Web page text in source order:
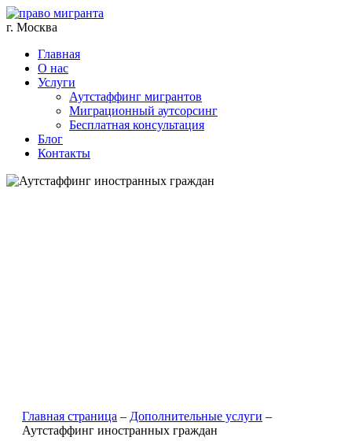
г. Москва
Главная
О нас
Услуги
Аутстаффинг мигрантов
Миграционный аутсорсинг
Бесплатная консультация
Блог
Контакты
Главная страница – Дополнительные услуги –
Аутстаффинг иностранных граждан